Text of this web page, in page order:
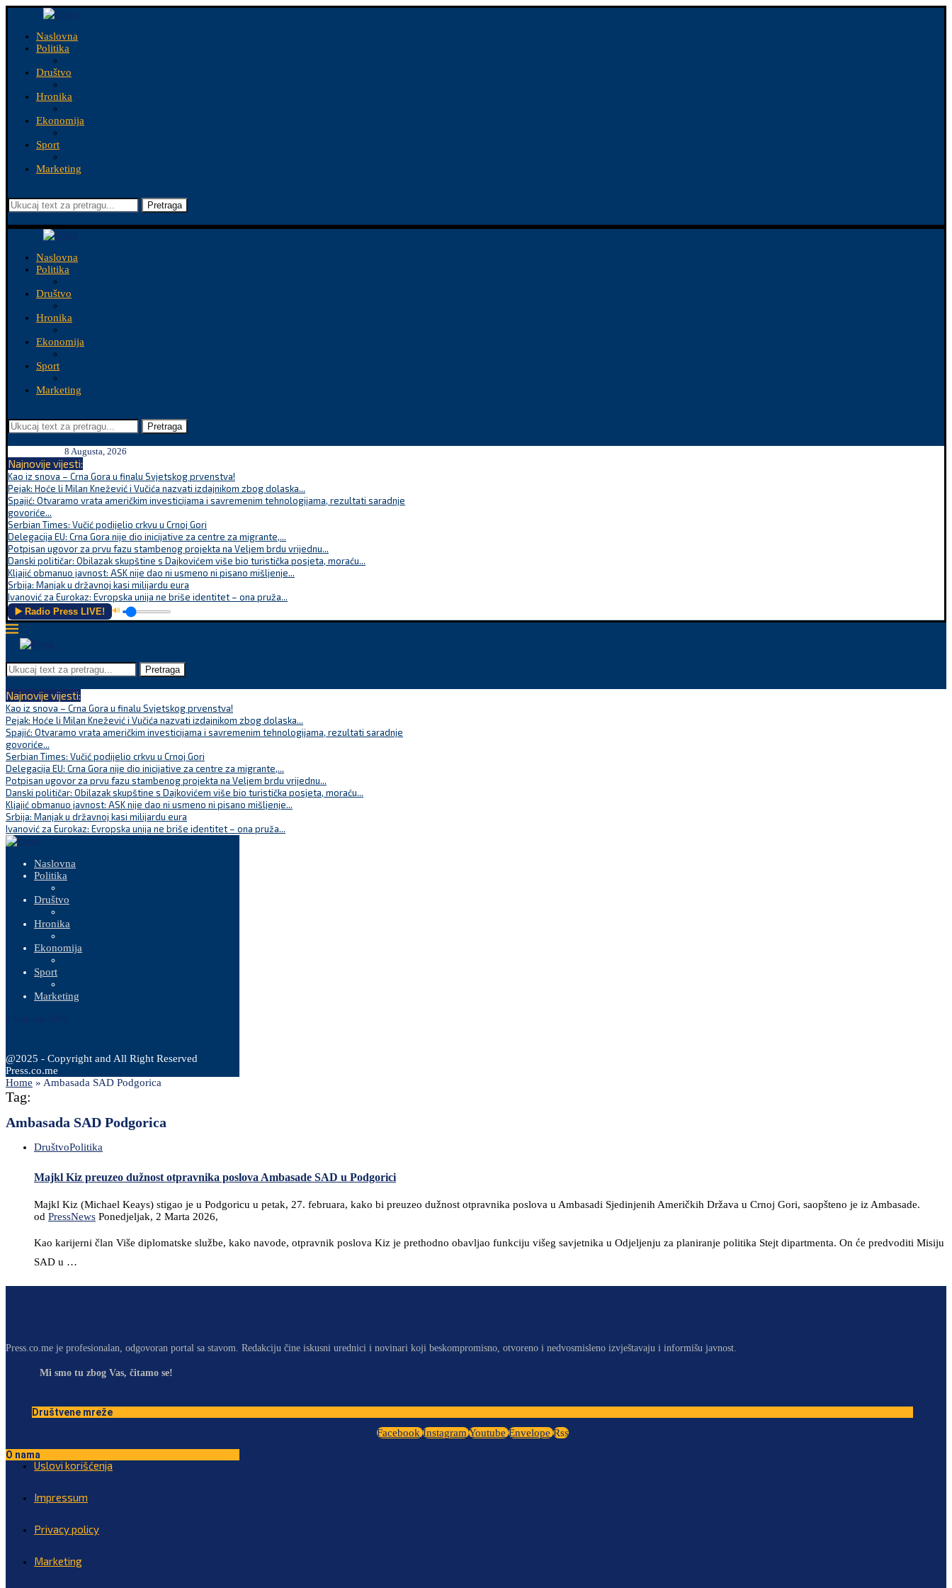
Naslovna
Politika
Društvo
Hronika
Ekonomija
Sport
Marketing
Pretraga
Naslovna
Politika
Društvo
Hronika
Ekonomija
Sport
Marketing
Pretraga
8 Augusta, 2026
Najnovije vijesti:
Kao iz snova – Crna Gora u finalu Svjetskog prvenstva!
Pejak: Hoće li Milan Knežević i Vučića nazvati izdajnikom zbog dolaska...
Spajić: Otvaramo vrata američkim investicijama i savremenim tehnologijama, rezultati saradnje
govoriće...
Serbian Times: Vučić podijelio crkvu u Crnoj Gori
Delegacija EU: Crna Gora nije dio inicijative za centre za migrante,...
Potpisan ugovor za prvu fazu stambenog projekta na Veljem brdu vrijednu...
Danski političar: Obilazak skupštine s Dajkovićem više bio turistička posjeta, moraću...
Kljajić obmanuo javnost: ASK nije dao ni usmeno ni pisano mišljenje...
Srbija: Manjak u državnoj kasi milijardu eura
Ivanović za Eurokaz: Evropska unija ne briše identitet – ona pruža...
▶️ Radio Press LIVE! 🔊
Pretraga
Najnovije vijesti:
Kao iz snova – Crna Gora u finalu Svjetskog prvenstva!
Pejak: Hoće li Milan Knežević i Vučića nazvati izdajnikom zbog dolaska...
Spajić: Otvaramo vrata američkim investicijama i savremenim tehnologijama, rezultati saradnje
govoriće...
Serbian Times: Vučić podijelio crkvu u Crnoj Gori
Delegacija EU: Crna Gora nije dio inicijative za centre za migrante,...
Potpisan ugovor za prvu fazu stambenog projekta na Veljem brdu vrijednu...
Danski političar: Obilazak skupštine s Dajkovićem više bio turistička posjeta, moraću...
Kljajić obmanuo javnost: ASK nije dao ni usmeno ni pisano mišljenje...
Srbija: Manjak u državnoj kasi milijardu eura
Ivanović za Eurokaz: Evropska unija ne briše identitet – ona pruža...
Naslovna
Politika
Društvo
Hronika
Ekonomija
Sport
Marketing
@2025 - Copyright and All Right Reserved
Press.co.me
Home » Ambasada SAD Podgorica
Tag:
Ambasada SAD Podgorica
DruštvoPolitika
Majkl Kiz preuzeo dužnost otpravnika poslova Ambasade SAD u Podgorici
Majkl Kiz (Michael Keays) stigao je u Podgoricu u petak, 27. februara, kako bi preuzeo dužnost otpravnika poslova u Ambasadi Sjedinjenih Američkih Država u Crnoj Gori, saopšteno je iz Ambasade.
od PressNews Ponedjeljak, 2 Marta 2026,
Kao karijerni član Više diplomatske službe, kako navode, otpravnik poslova Kiz je prethodno obavljao funkciju višeg savjetnika u Odjeljenju za planiranje politika Stejt dipartmenta. On će predvoditi Misiju
SAD u …
Press.co.me je profesionalan, odgovoran portal sa stavom. Redakciju čine iskusni urednici i novinari koji beskompromisno, otvoreno i nedvosmisleno izvještavaju i informišu javnost.
Mi smo tu zbog Vas, čitamo se!
Društvene mreže
Facebook Instagram Youtube Envelope Rss
O nama
Uslovi korišćenja
Impressum
Privacy policy
Marketing